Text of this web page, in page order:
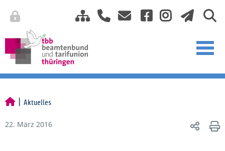
Aktuelles
22. März 2016